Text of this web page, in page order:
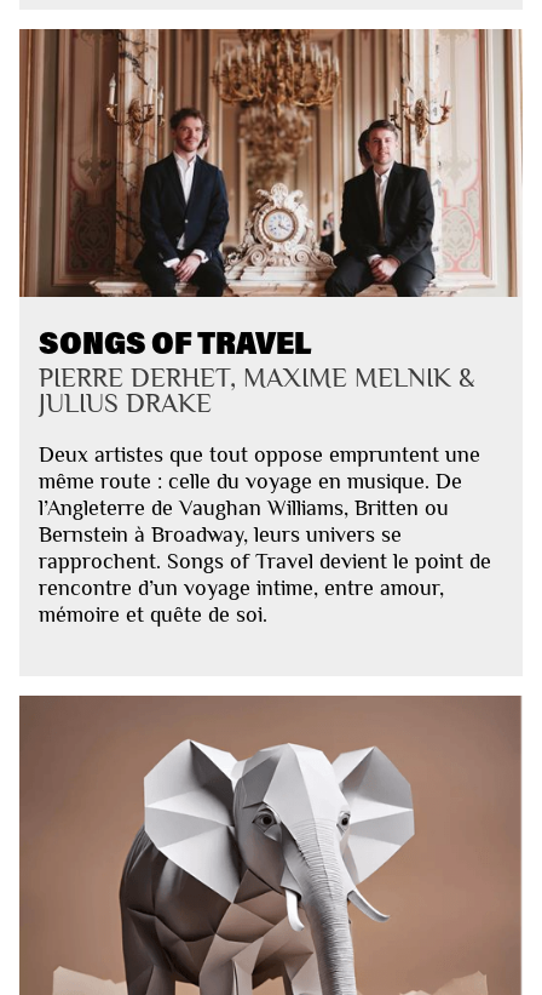
SONGS OF TRAVEL
PIERRE DERHET, MAXIME MELNIK &
JULIUS DRAKE
Deux artistes que tout oppose empruntent une
même route : celle du voyage en musique. De
l’Angleterre de Vaughan Williams, Britten ou
Bernstein à Broadway, leurs univers se
rapprochent. Songs of Travel devient le point de
rencontre d’un voyage intime, entre amour,
mémoire et quête de soi.